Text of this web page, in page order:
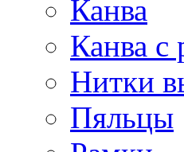
Канва
Канва с
Нитки
Пяльцы